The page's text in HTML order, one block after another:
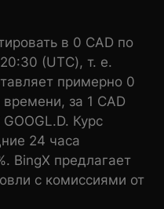
в 0 CAD по
(UTC), т. е.
примерно 0
за 1 CAD
Курс
24 часа
BingX предлагает
с комиссиями от